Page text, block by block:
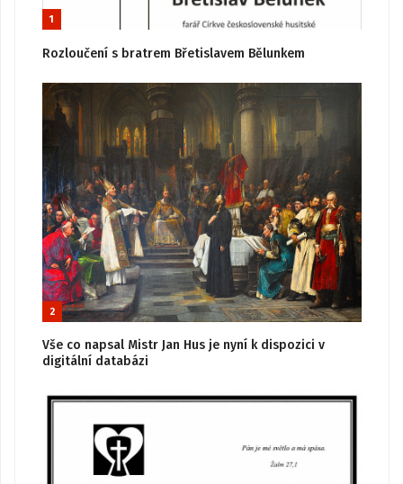
1
Rozloučení s bratrem Břetislavem Bělunkem
2
Vše co napsal Mistr Jan Hus je nyní k dispozici v
digitální databázi